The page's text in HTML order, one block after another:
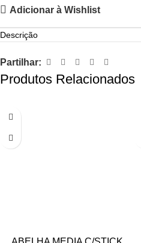
Adicionar à Wishlist
Descrição
Partilhar:
Produtos Relacionados